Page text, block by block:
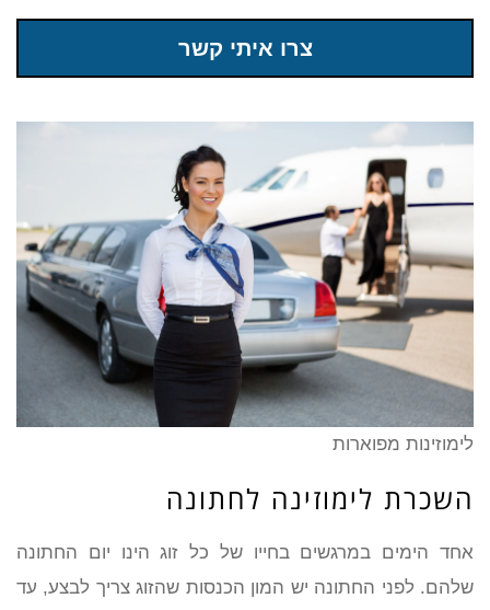
צרו איתי קשר
לימוזינות מפוארות
השכרת לימוזינה לחתונה
אחד הימים במרגשים בחייו של כל זוג הינו יום החתונה
שלהם. לפני החתונה יש המון הכנסות שהזוג צריך לבצע, עד